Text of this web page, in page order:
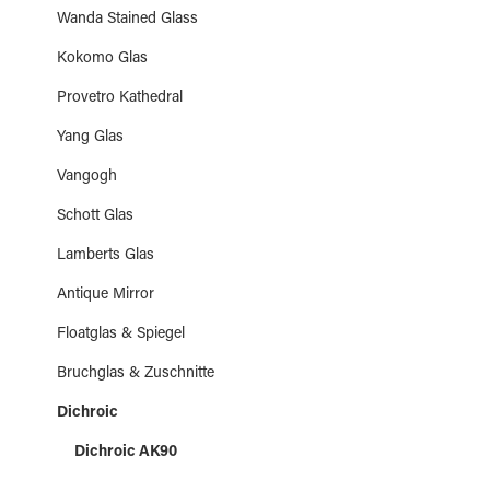
Wanda Stained Glass
Kokomo Glas
Provetro Kathedral
Yang Glas
Vangogh
Schott Glas
Lamberts Glas
Antique Mirror
Floatglas & Spiegel
Bruchglas & Zuschnitte
Dichroic
Dichroic AK90